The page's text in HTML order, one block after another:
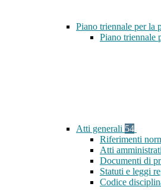
Piano triennale per la
Piano triennale
Atti generali 54
Riferimenti
Atti
Documenti di
Statuti e leggi
Codice